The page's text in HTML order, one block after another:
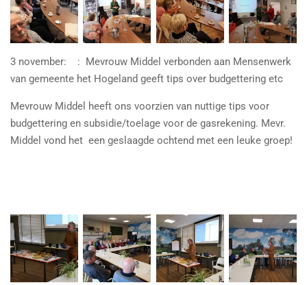
3 november: : Mevrouw Middel verbonden aan Mensenwerk
van gemeente het Hogeland geeft tips over budgettering etc
Mevrouw Middel heeft ons voorzien van nuttige tips voor
budgettering en subsidie/toelage voor de gasrekening. Mevr.
Middel vond het een geslaagde ochtend met een leuke groep!